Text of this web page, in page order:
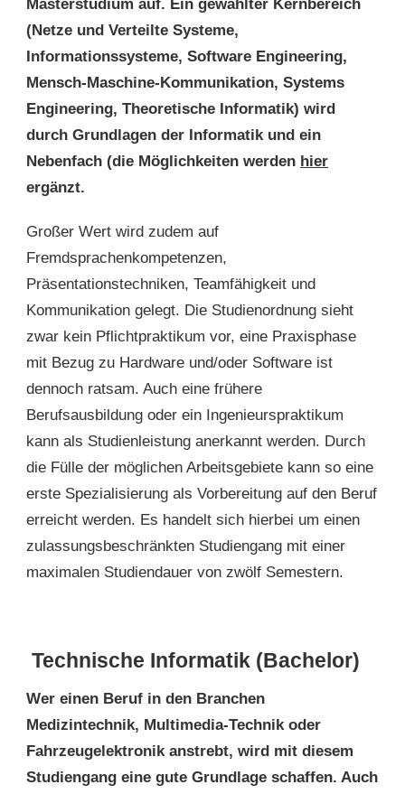
Masterstudium auf. Ein gewählter Kernbereich
(Netze und Verteilte Systeme,
Informationssysteme, Software Engineering,
Mensch-Maschine-Kommunikation, Systems
Engineering, Theoretische Informatik) wird
durch Grundlagen der Informatik und ein
Nebenfach (die Möglichkeiten werden hier
ergänzt.
Großer Wert wird zudem auf
Fremdsprachenkompetenzen,
Präsentationstechniken, Teamfähigkeit und
Kommunikation gelegt. Die Studienordnung sieht
zwar kein Pflichtpraktikum vor, eine Praxisphase
mit Bezug zu Hardware und/oder Software ist
dennoch ratsam. Auch eine frühere
Berufsausbildung oder ein Ingenieurspraktikum
kann als Studienleistung anerkannt werden. Durch
die Fülle der möglichen Arbeitsgebiete kann so eine
erste Spezialisierung als Vorbereitung auf den Beruf
erreicht werden. Es handelt sich hierbei um einen
zulassungsbeschränkten Studiengang mit einer
maximalen Studiendauer von zwölf Semestern.
Technische Informatik (Bachelor)
Wer einen Beruf in den Branchen
Medizintechnik, Multimedia-Technik oder
Fahrzeugelektronik anstrebt, wird mit diesem
Studiengang eine gute Grundlage schaffen. Auch